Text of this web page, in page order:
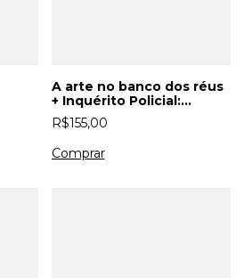
A arte no banco dos réus
+ Inquérito Policial:
Família Tobias
R$155,00